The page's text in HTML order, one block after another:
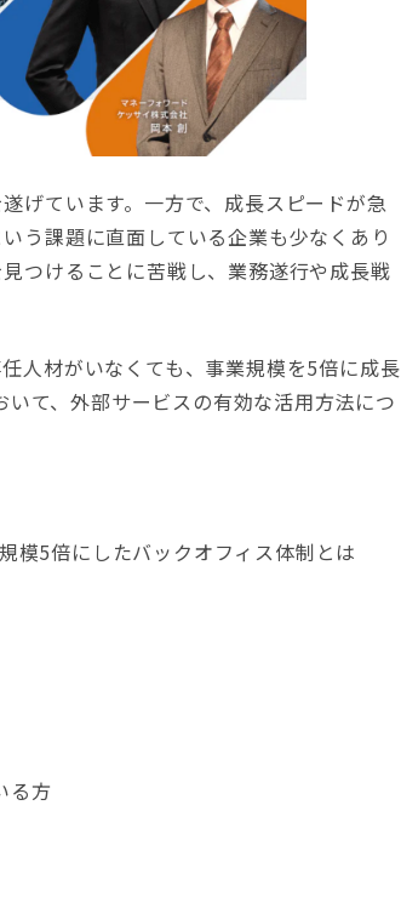
げています。一方で、成長スピードが急
う課題に直面している企業も少なくあり
つけることに苦戦し、業務遂行や成長戦
人材がいなくても、事業規模を5倍に成長
て、外部サービスの有効な活用方法につ
模5倍にしたバックオフィス体制とは
る方